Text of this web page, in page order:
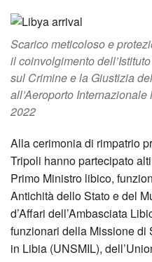
Scarico meticoloso e
il coinvolgimento
sul Crimine e la Giustizia
all’Aeroporto
2022
Alla cerimonia di rimpatrio
Tripoli hanno partecipato
Primo Ministro libico,
Antichità dello Stato e del
d’Affari dell’Ambasciata
funzionari della Missione
in Libia (UNSMIL),